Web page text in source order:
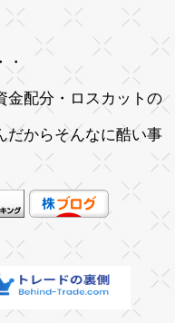
金配分・ロスカットの
だからそんなに酷い事